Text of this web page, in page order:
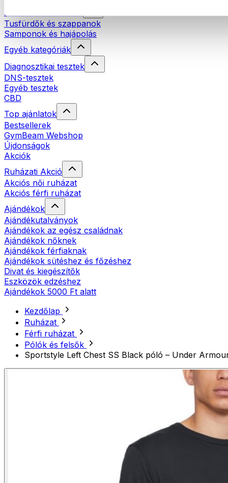
Natúrkozmetikumok
Tusfürdők és szappanok
Samponok és hajápolás
Egyéb kategóriák
Diagnosztikai tesztek
DNS-tesztek
Egyéb tesztek
CBD
Top ajánlatok
Bestsellerek
GymBeam Webshop
Újdonságok
Akciók
Ruházati Akció
Akciós női ruházat
Akciós férfi ruházat
Ajándékok
Ajándékutalványok
Ajándékok az egész családnak
Ajándékok nőknek
Ajándékok férfiaknak
Ajándékok sütéshez és főzéshez
Divat és kiegészítők
Eszközök edzéshez
Ajándékok 5000 Ft alatt
Kezdőlap
Ruházat
Férfi ruházat
Pólók és felsők
Sportstyle Left Chest SS Black póló – Under